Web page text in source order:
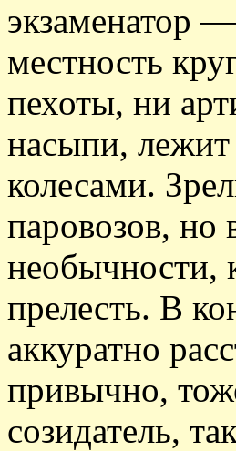
экзаменатор
местность
пехоты, ни
насыпи,
колесами.
паровозов, но
необычности,
прелесть. В
аккуратно
привычно,
созидатель,